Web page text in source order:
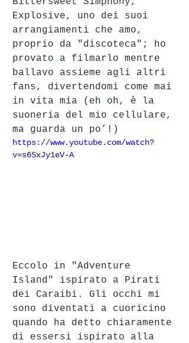
Explosive, uno dei suoi
arrangiamenti che amo,
proprio da "discoteca"; ho
provato a filmarlo mentre
ballavo assieme agli altri
fans, divertendomi come mai
in vita mia (eh oh, è la
suoneria del mio cellulare,
ma guarda un po’!)
https://www.youtube.com/watch?
v=s6SxJy1eV-A
Eccolo in "Adventure
Island" ispirato a Pirati
dei Caraibi. Gli occhi mi
sono diventati a cuoricino
quando ha detto chiaramente
di essersi ispirato alla